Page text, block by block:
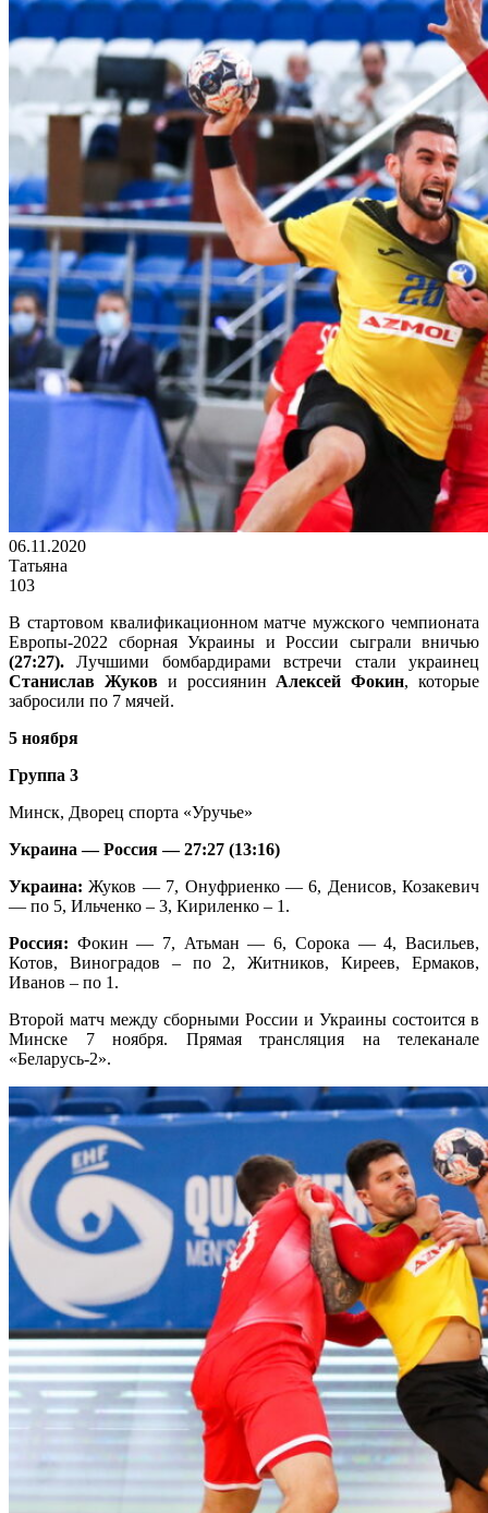
06.11.2020
Татьяна
103
В стартовом квалификационном матче мужского чемпионата
Европы-2022 сборная Украины и России сыграли вничью
(27:27). Лучшими бомбардирами встречи стали украинец
Станислав Жукови россиянин Алексей Фокин, которые
забросили по 7 мячей.
5 ноября
Группа 3
Минск, Дворец спорта «Уручье»
Украина — Россия — 27:27 (13:16)
Украина: Жуков — 7, Онуфриенко — 6, Денисов, Козакевич
— по 5, Ильченко – 3, Кириленко – 1.
Россия: Фокин — 7, Атьман — 6, Сорока — 4, Васильев,
Котов, Виноградов – по 2, Житников, Киреев, Ермаков,
Иванов – по 1.
Второй матч между сборными России и Украины состоится в
Минске 7 ноября. Прямая трансляция на телеканале
«Беларусь-2».